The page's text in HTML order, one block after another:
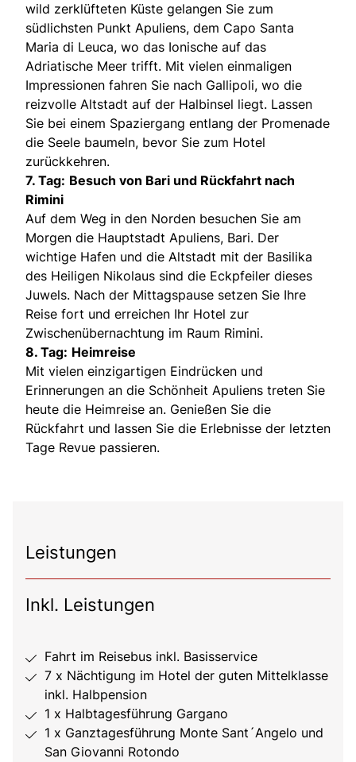
wild zerklüfteten Küste gelangen Sie zum
südlichsten Punkt Apuliens, dem Capo Santa
Maria di Leuca, wo das Ionische auf das
Adriatische Meer trifft. Mit vielen einmaligen
Impressionen fahren Sie nach Gallipoli, wo die
reizvolle Altstadt auf der Halbinsel liegt. Lassen
Sie bei einem Spaziergang entlang der Promenade
die Seele baumeln, bevor Sie zum Hotel
zurückkehren.
7. Tag: Besuch von Bari und Rückfahrt nach
Rimini
Auf dem Weg in den Norden besuchen Sie am
Morgen die Hauptstadt Apuliens, Bari. Der
wichtige Hafen und die Altstadt mit der Basilika
des Heiligen Nikolaus sind die Eckpfeiler dieses
Juwels. Nach der Mittagspause setzen Sie Ihre
Reise fort und erreichen Ihr Hotel zur
Zwischenübernachtung im Raum Rimini.
8. Tag: Heimreise
Mit vielen einzigartigen Eindrücken und
Erinnerungen an die Schönheit Apuliens treten Sie
heute die Heimreise an. Genießen Sie die
Rückfahrt und lassen Sie die Erlebnisse der letzten
Tage Revue passieren.
Leistungen
Inkl. Leistungen
Fahrt im Reisebus inkl. Basisservice
7 x Nächtigung im Hotel der guten Mittelklasse
inkl. Halbpension
1 x Halbtagesführung Gargano
1 x Ganztagesführung Monte Sant´Angelo und
San Giovanni Rotondo